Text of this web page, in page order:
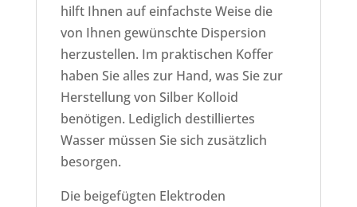
hilft Ihnen auf einfachste Weise die
von Ihnen gewünschte Dispersion
herzustellen. Im praktischen Koffer
haben Sie alles zur Hand, was Sie zur
Herstellung von Silber Kolloid
benötigen. Lediglich destilliertes
Wasser müssen Sie sich zusätzlich
besorgen.
Die beigefügten Elektroden